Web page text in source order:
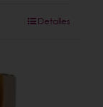
Detalles